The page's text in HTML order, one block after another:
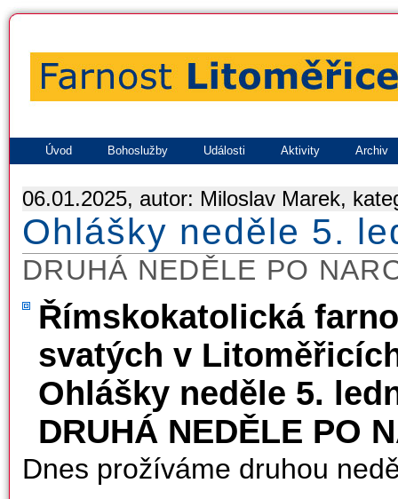
Úvod Bohoslužby Události Aktivity Archiv
06.01.2025, autor: Miloslav Marek,
Ohlášky neděle 5.
DRUHÁ NEDĚLE PO
Římskokatolická
svatých v
Ohlášky neděle 5.
DRUHÁ NEDĚLE PO
Dnes prožíváme druhou